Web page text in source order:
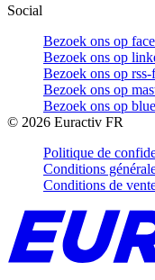
Social
Bezoek ons op
Bezoek ons op
Bezoek ons op rss-
Bezoek ons op
Bezoek ons op
© 2026 Euractiv FR
Politique de
Conditions
Conditions de